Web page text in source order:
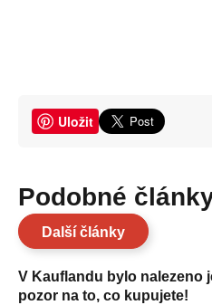
Uložit
Podobné
Další články
V Kauflandu bylo nalezeno
pozor na to, co kupujete!